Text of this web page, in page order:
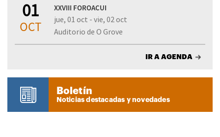
01
OCT
XXVIII FOROACUI
jue, 01 oct - vie, 02 oct
Auditorio de O Grove
IR A AGENDA
Boletín
Noticias destacadas y novedades